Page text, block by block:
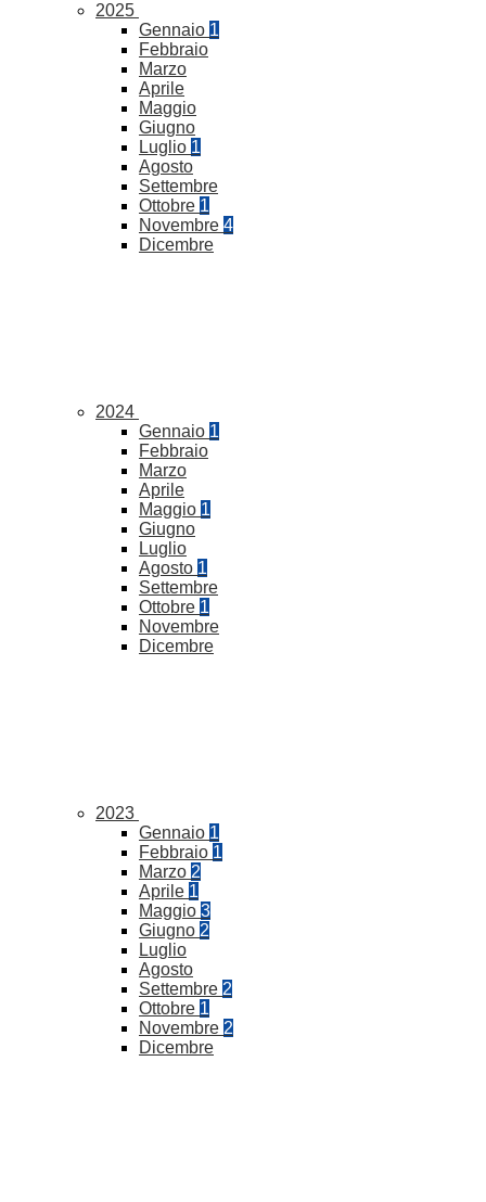
2025
Gennaio 1
Febbraio
Marzo
Aprile
Maggio
Giugno
Luglio 1
Agosto
Settembre
Ottobre 1
Novembre 4
Dicembre
2024
Gennaio 1
Febbraio
Marzo
Aprile
Maggio 1
Giugno
Luglio
Agosto 1
Settembre
Ottobre 1
Novembre
Dicembre
2023
Gennaio 1
Febbraio 1
Marzo 2
Aprile 1
Maggio 3
Giugno 2
Luglio
Agosto
Settembre 2
Ottobre 1
Novembre 2
Dicembre